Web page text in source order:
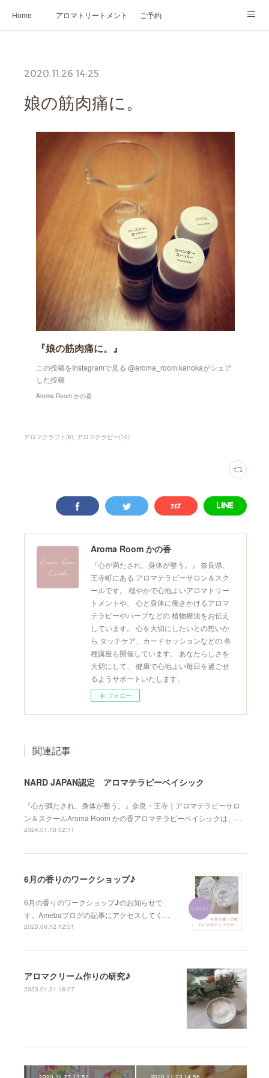
Home アロマトリートメント ご予約
プロフィール
2020.11.26 14:25
娘の筋肉痛に。
『娘の筋肉痛に。』
この投稿をInstagramで見る @aroma_room.kanokaがシェア
した投稿
Aroma Room かの香
アロマクラフト (8) アロマテラピー(10)
Aroma Room かの香
『心が満たされ、身体が整う。』 奈良県、
王寺町にある アロマテラピーサロン＆スク
ールです。 穏やかで心地よいアロマトリー
トメントや、 心と身体に働きかけるアロマ
テラピーやハーブなどの 植物療法をお伝え
しています。 心を大切にしたいとの想いか
ら タッチケア、カードセッションなどの 各
種講座も開催しています。 あなたらしさを
大切にして、 健康で心地よい毎日を過ごせ
るようサポートいたします。
フォロー
関連記事
NARD JAPAN認定 アロマテラピーベイシック
『心が満たされ、身体が整う。』奈良・王寺｜アロマテラピーサロ
ン＆スクールAroma Room かの香アロマテラピーベイシックは、…
2024.01.18 02:11
6月の香りのワークショップ♪︎
6月の香りのワークショップ♪︎のお知らせで
す。Amebaブログの記事にアクセスしてく…
2023.06.12 12:51
アロマクリーム作りの研究♪
2023.01.31 18:07